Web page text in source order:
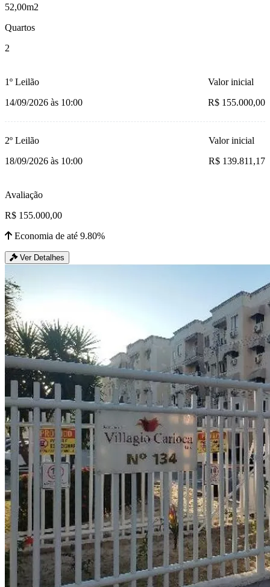
52,00m2
Quartos
2
1º Leilão
14/09/2026 às 10:00
Valor inicial
R$ 155.000,00
2º Leilão
18/09/2026 às 10:00
Valor inicial
R$ 139.811,17
Avaliação
R$ 155.000,00
Economia de até 9.80%
Ver Detalhes